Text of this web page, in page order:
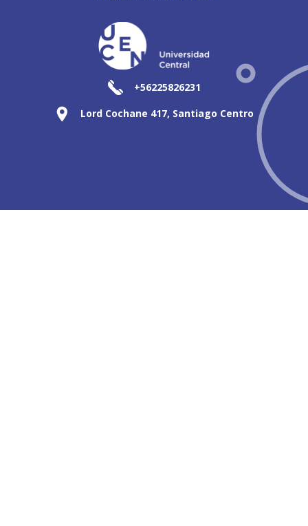
+56225826231
Lord Cochane 417, Santiago Centro